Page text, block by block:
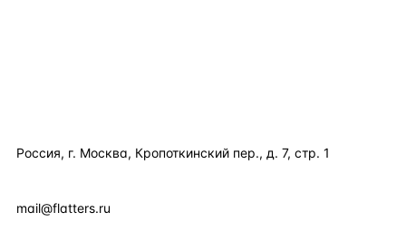
Россия, г. Москва, Кропоткинский пер., д. 7, стр. 1
mail@flatters.ru